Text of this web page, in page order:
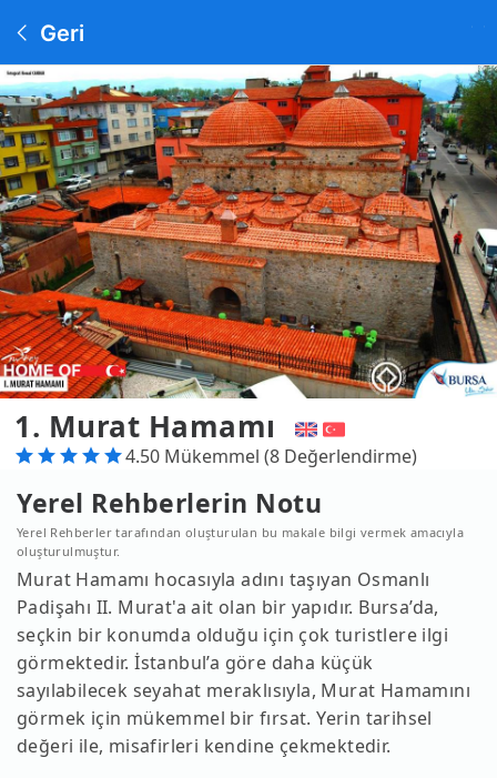
Geri
1. Murat Hamamı
4.50 Mükemmel (8 Değerlendirme)
Yerel Rehberlerin Notu
Yerel Rehberler tarafından oluşturulan bu makale bilgi vermek amacıyla
oluşturulmuştur.
Murat Hamamı hocasıyla adını taşıyan Osmanlı
Padişahı II. Murat'a ait olan bir yapıdır. Bursa’da,
seçkin bir konumda olduğu için çok turistlere ilgi
görmektedir. İstanbul’a göre daha küçük
sayılabilecek seyahat meraklısıyla, Murat Hamamını
görmek için mükemmel bir fırsat. Yerin tarihsel
değeri ile, misafirleri kendine çekmektedir.